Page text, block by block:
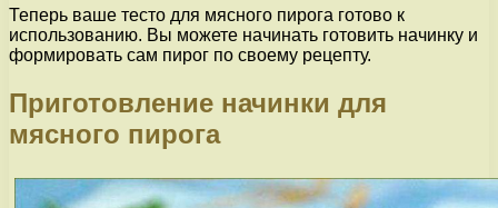
Теперь ваше тесто для мясного пирога готово к
использованию. Вы можете начинать готовить начинку и
формировать сам пирог по своему рецепту.
Приготовление начинки для
мясного пирога